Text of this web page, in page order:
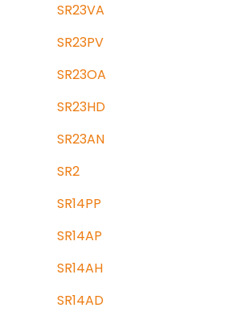
SR23VA
SR23PV
SR23OA
SR23HD
SR23AN
SR2
SR14PP
SR14AP
SR14AH
SR14AD